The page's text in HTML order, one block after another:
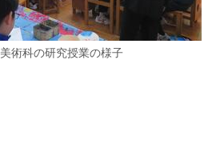
美術科の研究授業の様子